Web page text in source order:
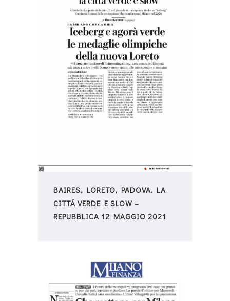
BAIRES, LORETO, PADOVA. LA
CITTÁ VERDE E SLOW –
REPUBBLICA 12 MAGGIO 2021